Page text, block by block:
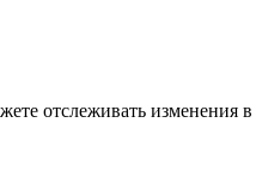
отслеживать изменения в